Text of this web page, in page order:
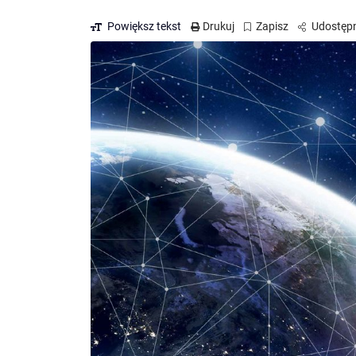
Powiększ tekst Drukuj Zapisz